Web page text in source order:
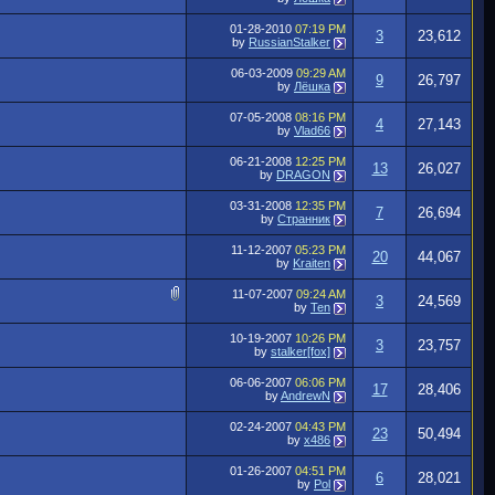
01-28-2010 07:19 PM
by RussianStalker 3 23,612
06-03-2009 09:29 AM
by Лёшка 9 26,797
07-05-2008 08:16 PM
by Vlad66 4 27,143
06-21-2008 12:25 PM
by DRAGON 13 26,027
03-31-2008 12:35 PM
by Странник 7 26,694
11-12-2007 05:23 PM
by Kraiten 20 44,067
11-07-2007 09:24 AM
by Ten 3 24,569
10-19-2007 10:26 PM
by stalker[fox] 3 23,757
06-06-2007 06:06 PM
byAndrewN 17 28,406
02-24-2007 04:43 PM
by x486 23 50,494
01-26-2007 04:51 PM
by Pol 6 28,021